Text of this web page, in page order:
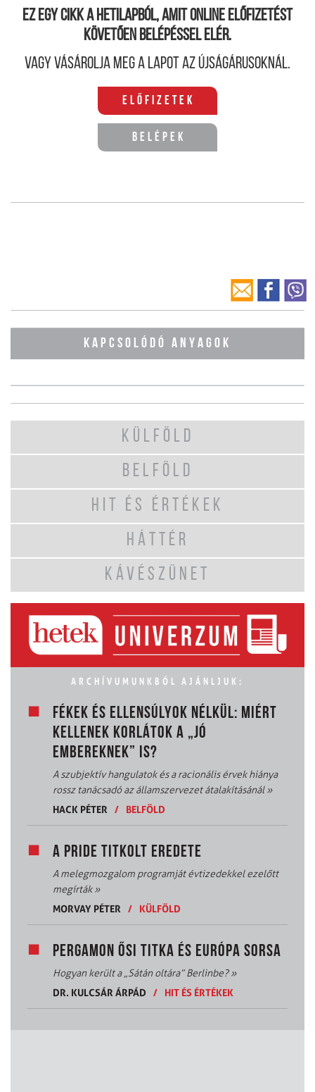
Ez egy cikk a hetilapból, amit online előfizetést
követően belépéssel elér.
Vagy vásárolja meg a lapot az újságárusoknál.
Előfizetek
Belépek
KAPCSOLÓDÓ ANYAGOK
KÜLFÖLD
BELFÖLD
HIT ÉS ÉRTÉKEK
HÁTTÉR
KÁVÉSZÜNET
ARCHÍVUMUNKBÓL AJÁNLJUK:
FÉKEK ÉS ELLENSÚLYOK NÉLKÜL: MIÉRT
KELLENEK KORLÁTOK A „JÓ
EMBEREKNEK” IS?
A szubjektív hangulatok és a racionális érvek hiánya
rossz tanácsadó az államszervezet átalakításánál»
HACK PÉTER
/ BELFÖLD
A PRIDE TITKOLT EREDETE
A melegmozgalom programját évtizedekkel ezelőtt
megírták»
MORVAY PÉTER
/ KÜLFÖLD
PERGAMON ŐSI TITKA ÉS EURÓPA SORSA
Hogyan került a „Sátán oltára” Berlinbe?»
DR. KULCSÁR ÁRPÁD
/ HIT ÉS ÉRTÉKEK